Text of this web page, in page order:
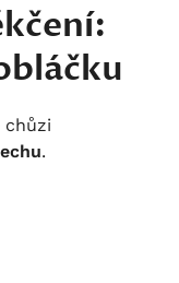
chůzi
.